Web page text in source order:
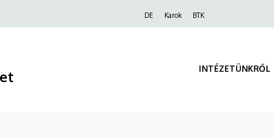
DE Karok BTK
INTÉZETÜNKRŐL